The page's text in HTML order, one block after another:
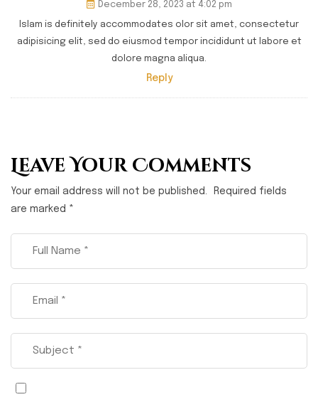
December 28, 2023 at 4:02 pm
Islam is definitely accommodates olor sit amet, consectetur
adipisicing elit, sed do eiusmod tempor incididunt ut labore et
dolore magna aliqua.
Reply
Leave Your Comments
Your email address will not be published.
Required fields
are marked *